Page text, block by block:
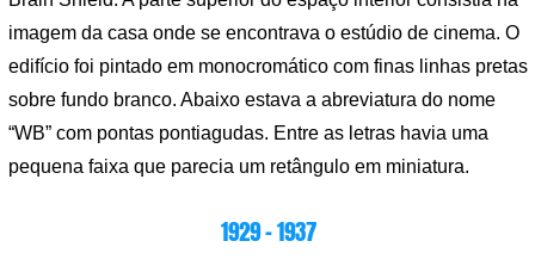
imagem da casa onde se encontrava o estúdio de cinema. O
edifício foi pintado em monocromático com finas linhas pretas
sobre fundo branco. Abaixo estava a abreviatura do nome
“WB” com pontas pontiagudas. Entre as letras havia uma
pequena faixa que parecia um retângulo em miniatura.
1929 – 1937